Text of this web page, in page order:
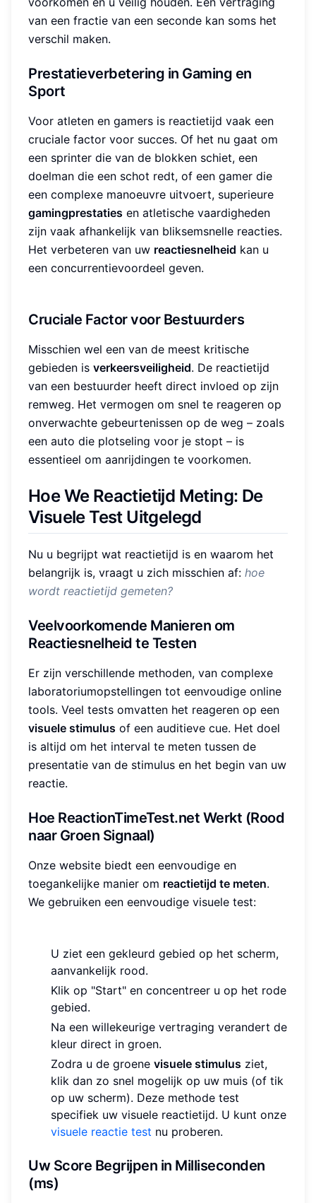
van een fractie van een seconde kan soms het
verschil maken.
Prestatieverbetering in Gaming en
Sport
Voor atleten en gamers is reactietijd vaak een
cruciale factor voor succes. Of het nu gaat om
een sprinter die van de blokken schiet, een
doelman die een schot redt, of een gamer die
een complexe manoeuvre uitvoert, superieure
gamingprestaties en atletische vaardigheden
zijn vaak afhankelijk van bliksemsnelle reacties.
Het verbeteren van uw reactiesnelheid kan u
een concurrentievoordeel geven.
Cruciale Factor voor Bestuurders
Misschien wel een van de meest kritische
gebieden is verkeersveiligheid. De reactietijd
van een bestuurder heeft direct invloed op zijn
remweg. Het vermogen om snel te reageren op
onverwachte gebeurtenissen op de weg – zoals
een auto die plotseling voor je stopt – is
essentieel om aanrijdingen te voorkomen.
Hoe We Reactietijd Meting: De
Visuele Test Uitgelegd
Nu u begrijpt wat reactietijd is en waarom het
belangrijk is, vraagt u zich misschien af: hoe
wordt reactietijd gemeten?
Veelvoorkomende Manieren om
Reactiesnelheid te Testen
Er zijn verschillende methoden, van complexe
laboratoriumopstellingen tot eenvoudige online
tools. Veel tests omvatten het reageren op een
visuele stimulus of een auditieve cue. Het doel
is altijd om het interval te meten tussen de
presentatie van de stimulus en het begin van uw
reactie.
Hoe ReactionTimeTest.net Werkt (Rood
naar Groen Signaal)
Onze website biedt een eenvoudige en
toegankelijke manier om reactietijd te meten.
We gebruiken een eenvoudige visuele test:
U ziet een gekleurd gebied op het scherm,
aanvankelijk rood.
Klik op "Start" en concentreer u op het rode
gebied.
Na een willekeurige vertraging verandert de
kleur direct in groen.
Zodra u de groene visuele stimulus ziet,
klik dan zo snel mogelijk op uw muis (of tik
op uw scherm). Deze methode test
specifiek uw visuele reactietijd. U kunt onze
visuele reactie test nu proberen.
Uw Score Begrijpen in Milliseconden
(ms)